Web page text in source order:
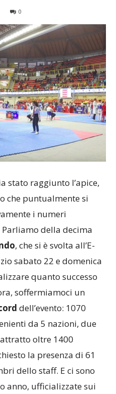
0
stato raggiunto l’apice,
che puntualmente si
i numeri
Parliamo della decima
, che si è svolta all’E-
sabato 22 e domenica
quanto successo
soffermiamoci un
dell’evento: 1070
da 5 nazioni, due
oltre 1400
la presenza di 61
dello staff. E ci sono
anno, ufficializzate sui